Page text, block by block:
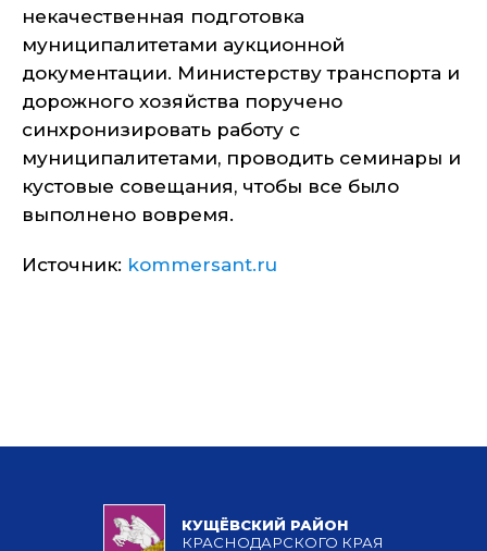
некачественная подготовка
муниципалитетами аукционной
документации. Министерству транспорта и
дорожного хозяйства поручено
синхронизировать работу с
муниципалитетами, проводить семинары и
кустовые совещания, чтобы все было
выполнено вовремя.
Источник: kommersant.ru
КУЩЁВСКИЙ РАЙОН
КРАСНОДАРСКОГО КРАЯ